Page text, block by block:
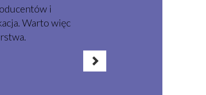
i
Warto więc